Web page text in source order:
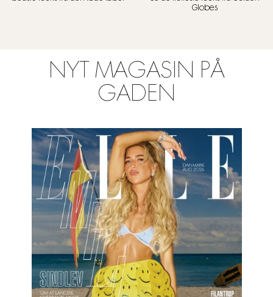
Globes
NYT MAGASIN PÅ
GADEN